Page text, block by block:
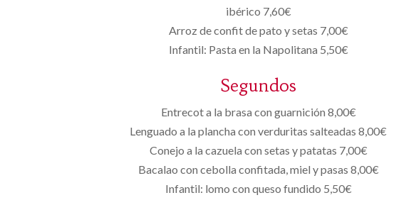
ibérico 7,60€
Arroz de confit de pato y setas 7,00€
Infantil: Pasta en la Napolitana 5,50€
Segundos
Entrecot a la brasa con guarnición 8,00€
Lenguado a la plancha con verduritas salteadas 8,00€
Conejo a la cazuela con setas y patatas 7,00€
Bacalao con cebolla confitada, miel y pasas 8,00€
Infantil: lomo con queso fundido 5,50€